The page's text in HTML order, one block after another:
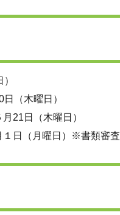
（木曜日）
21日（木曜日）
１日（月曜日）※書類審査